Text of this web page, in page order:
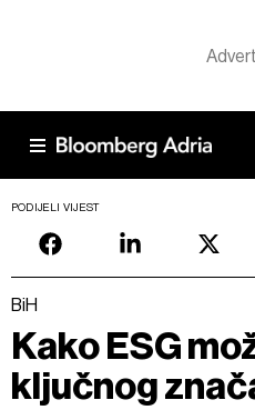
PODIJELI VIJEST
BiH
Kako ESG
ključnog